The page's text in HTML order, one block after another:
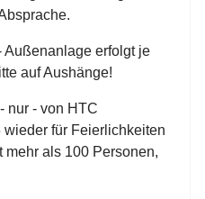
erfolgt je
auf Aushänge!
nur - von HTC
für Feierlichkeiten
als 100 Personen,